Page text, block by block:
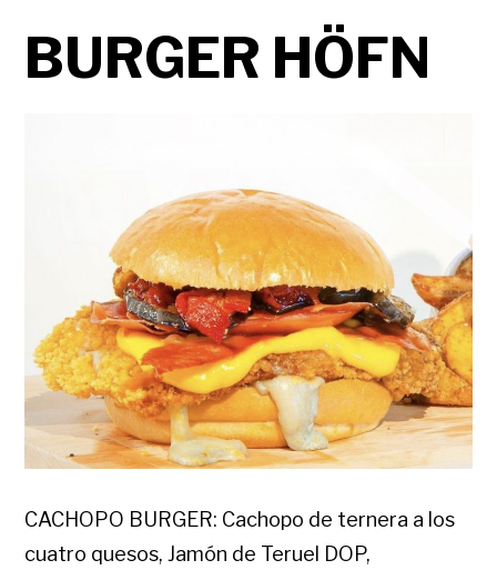
BURGER HÖFN
CACHOPO BURGER: Cachopo de ternera a los
cuatro quesos, Jamón de Teruel DOP,